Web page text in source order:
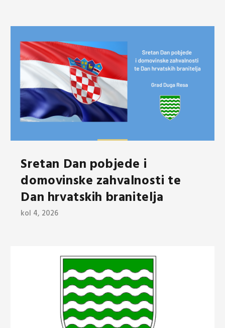
Sretan Dan pobjede i
domovinske zahvalnosti te
Dan hrvatskih branitelja
kol 4, 2026